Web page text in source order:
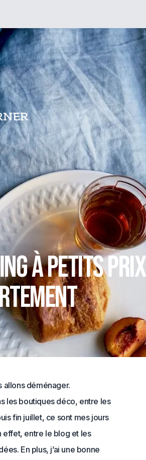
à petits
allons déménager.
les boutiques déco, entre les
fin juillet, ce sont mes jours
effet, entre le blog et les
En plus, j’ai une bonne